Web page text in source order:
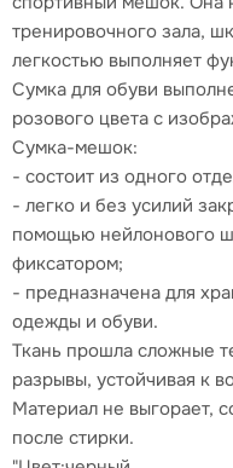
тренировочного зала,
легкостью выполняет
Сумка для обуви
розового цвета с
Сумка-мешок:
- состоит из одного
- легко и без усилий
помощью нейлонового
фиксатором;
- предназначена для
одежды и обуви.
Ткань прошла сложные
разрывы, устойчивая к
Материал не выгорает,
после стирки.